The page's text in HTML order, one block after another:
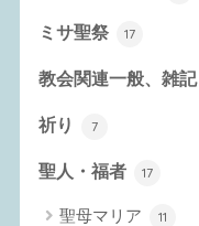
ミサ聖祭 17
教会関連一般、雑記
祈り 7
聖人・福者 17
聖母マリア 11